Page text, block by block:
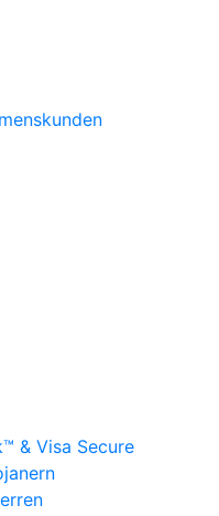
& Visa Secure